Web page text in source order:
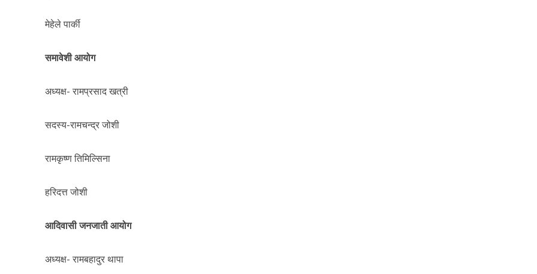
मेहेले पार्की
समावेशी आयोग
अध्यक्ष- रामप्रसाद खत्री
सदस्य-रामचन्द्र जोशी
रामकृष्ण तिमिल्सिना
हरिदत्त जोशी
आदिवासी जनजाती आयोग
अध्यक्ष- रामबहादुर थापा